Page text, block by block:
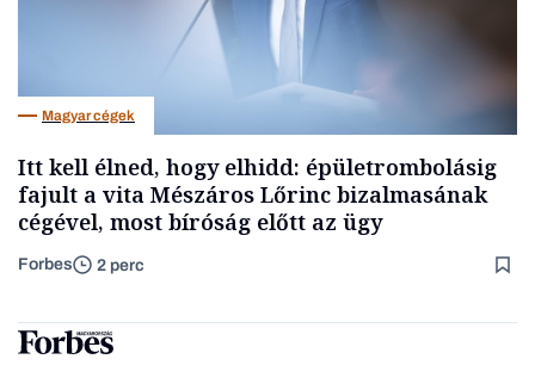
Magyar cégek
Itt kell élned, hogy elhidd: épületrombolásig
fajult a vita Mészáros Lőrinc bizalmasának
cégével, most bíróság előtt az ügy
Forbes 2 perc